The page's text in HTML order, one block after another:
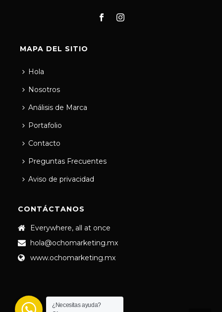
MAPA DEL SITIO
Hola
Nosotros
Análisis de Marca
Portafolio
Contacto
Preguntas Frecuentes
Aviso de privacidad
CONTÁCTANOS
Everywhere, all at once
hola@ochomarketing.mx
www.ochomarketing.mx
¿Necesitas ayuda?